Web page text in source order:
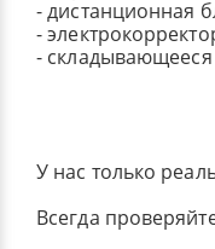
- дистанционная
-
-
У нас только
Всегда